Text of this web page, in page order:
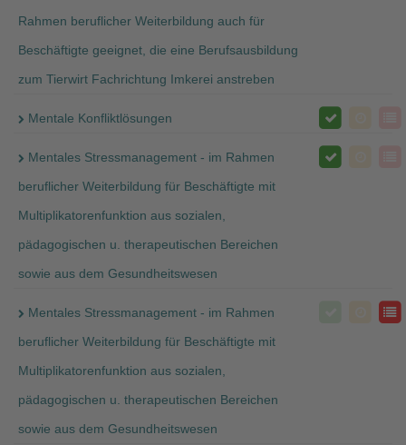
Rahmen beruflicher Weiterbildung auch für
Beschäftigte geeignet, die eine Berufsausbildung
zum Tierwirt Fachrichtung Imkerei anstreben
Mentale Konfliktlösungen
Mentales Stressmanagement - im Rahmen
beruflicher Weiterbildung für Beschäftigte mit
Multiplikatorenfunktion aus sozialen,
pädagogischen u. therapeutischen Bereichen
sowie aus dem Gesundheitswesen
Mentales Stressmanagement - im Rahmen
beruflicher Weiterbildung für Beschäftigte mit
Multiplikatorenfunktion aus sozialen,
pädagogischen u. therapeutischen Bereichen
sowie aus dem Gesundheitswesen